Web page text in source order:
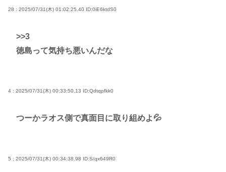
28 : 2025/07/31(木) 01:02:25.40 ID:0iE6ktdS0
>>3
徳島って気持ち悪いんだな
4 : 2025/07/31(木) 00:33:50.13 ID:Qdtqpfkk0
つーかラオス側で真面目に取り組めよ💦
5 : 2025/07/31(木) 00:34:38.98 ID:S/qx649R0